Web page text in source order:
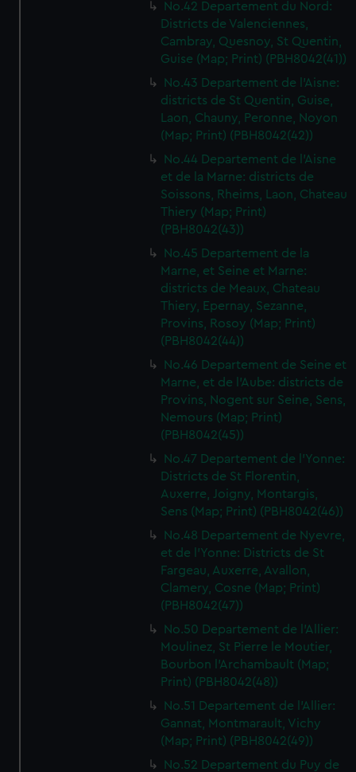
No.42 Departement du Nord:
Districts de Valenciennes,
Cambray, Quesnoy, St Quentin,
Guise (Map; Print) (PBH8042(41))
No.43 Departement de l'Aisne:
districts de St Quentin, Guise,
Laon, Chauny, Peronne, Noyon
(Map; Print) (PBH8042(42))
No.44 Departement de l'Aisne
et de la Marne: districts de
Soissons, Rheims, Laon, Chateau
Thiery (Map; Print)
(PBH8042(43))
No.45 Departement de la
Marne, et Seine et Marne:
districts de Meaux, Chateau
Thiery, Epernay, Sezanne,
Provins, Rosoy (Map; Print)
(PBH8042(44))
No.46 Departement de Seine et
Marne, et de l'Aube: districts de
Provins, Nogent sur Seine, Sens,
Nemours (Map; Print)
(PBH8042(45))
No.47 Departement de l'Yonne:
Districts de St Florentin,
Auxerre, Joigny, Montargis,
Sens (Map; Print) (PBH8042(46))
No.48 Departement de Nyevre,
et de l'Yonne: Districts de St
Fargeau, Auxerre, Avallon,
Clamery, Cosne (Map; Print)
(PBH8042(47))
No.50 Departement de l'Allier:
Moulinez, St Pierre le Moutier,
Bourbon l'Archambault (Map;
Print) (PBH8042(48))
No.51 Departement de l'Allier:
Gannat, Montmarault, Vichy
(Map; Print) (PBH8042(49))
No.52 Departement du Puy de